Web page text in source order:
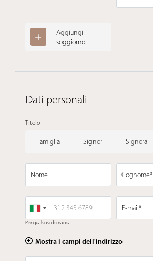
Aggiungi
soggiorno
Dati personali
Titolo
Famiglia Signor Signora
Nome Cognome*
Per qualsiasi domanda
E-mail*
Mostra i campi dell'indirizzo